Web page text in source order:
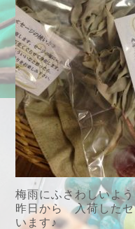
梅雨にふさわしい
昨日から 入荷したセ
います♪